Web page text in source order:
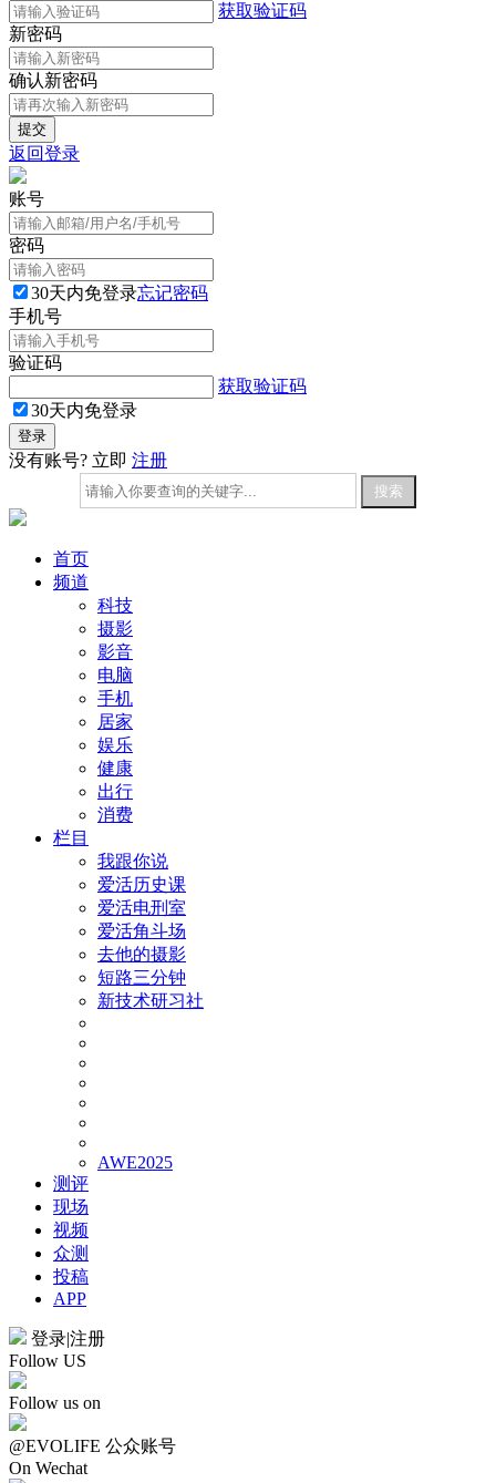
获取验证码
新密码
确认新密码
返回登录
账号
密码
30天内免登录忘记密码
手机号
验证码
获取验证码
30天内免登录
没有账号? 立即 注册
首页
频道
科技
摄影
影音
电脑
手机
居家
娱乐
健康
出行
消费
栏目
我跟你说
爱活历史课
爱活电刑室
爱活角斗场
去他的摄影
短路三分钟
新技术研习社
AWE2025
测评
现场
视频
众测
投稿
APP
登录|注册
Follow US
Follow us on
@EVOLIFE 公众账号
On Wechat